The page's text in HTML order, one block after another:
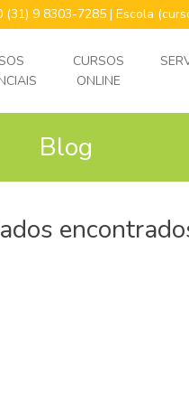
9 8303-7285 | Escola
CURSOS
ONLINE
Blog